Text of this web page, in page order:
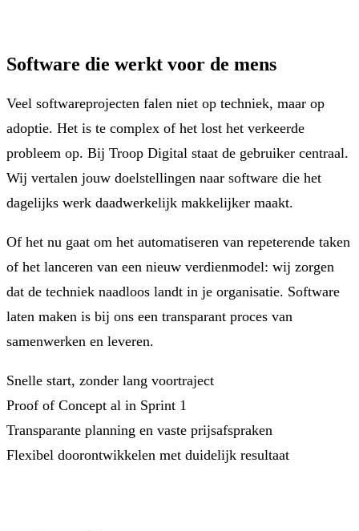
Software die werkt voor de mens
Veel softwareprojecten falen niet op techniek, maar op
adoptie. Het is te complex of het lost het verkeerde
probleem op. Bij Troop Digital staat de gebruiker centraal.
Wij vertalen jouw doelstellingen naar software die het
dagelijks werk daadwerkelijk makkelijker maakt.
Of het nu gaat om het automatiseren van repeterende taken
of het lanceren van een nieuw verdienmodel: wij zorgen
dat de techniek naadloos landt in je organisatie. Software
laten maken is bij ons een transparant proces van
samenwerken en leveren.
Snelle start, zonder lang voortraject
Proof of Concept al in Sprint 1
Transparante planning en vaste prijsafspraken
Flexibel doorontwikkelen met duidelijk resultaat